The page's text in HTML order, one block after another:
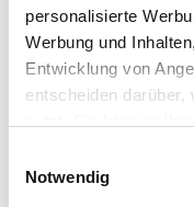
personalisierte
Werbung und
Entwicklung von
entscheiden darüber,
Trigger Symbol
Notwendig